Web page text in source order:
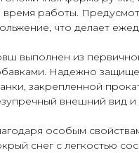
время работы.
что делает
выполнен из
Надежно
закрепленной
внешний вид и
особым
снег с легкостью